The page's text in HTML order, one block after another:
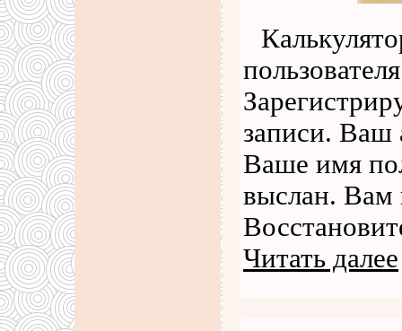
записи. Ваш
Ваше имя
выслан. Вам
Читать далее